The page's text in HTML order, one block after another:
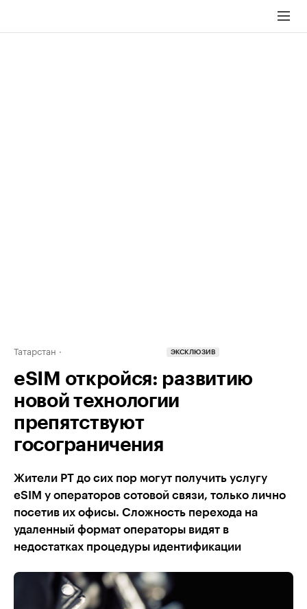
Татарстан ЭКСКЛЮЗИВ
eSIM откройся: развитию
новой технологии
препятствуют
госограничения
Жители РТ до сих пор могут получить услугу
eSIM у операторов сотовой связи, только лично
посетив их офисы. Сложность перехода на
удаленный формат операторы видят в
недостатках процедуры идентификации